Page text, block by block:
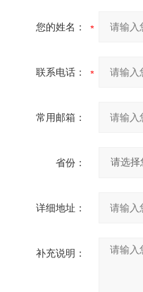
您的姓名：
联系电话：
常用邮箱：
省份：
详细地址：
补充说明：